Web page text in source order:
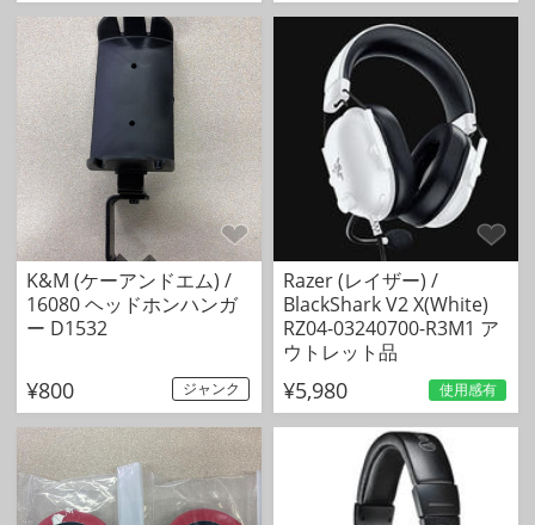
K&M (ケーアンドエム) /
16080 ヘッドホンハンガ
ー D1532
¥800 ジャンク
Razer (レイザー) /
BlackShark V2 X(White)
RZ04-03240700-R3M1 ア
ウトレット品
¥5,980 使用感有